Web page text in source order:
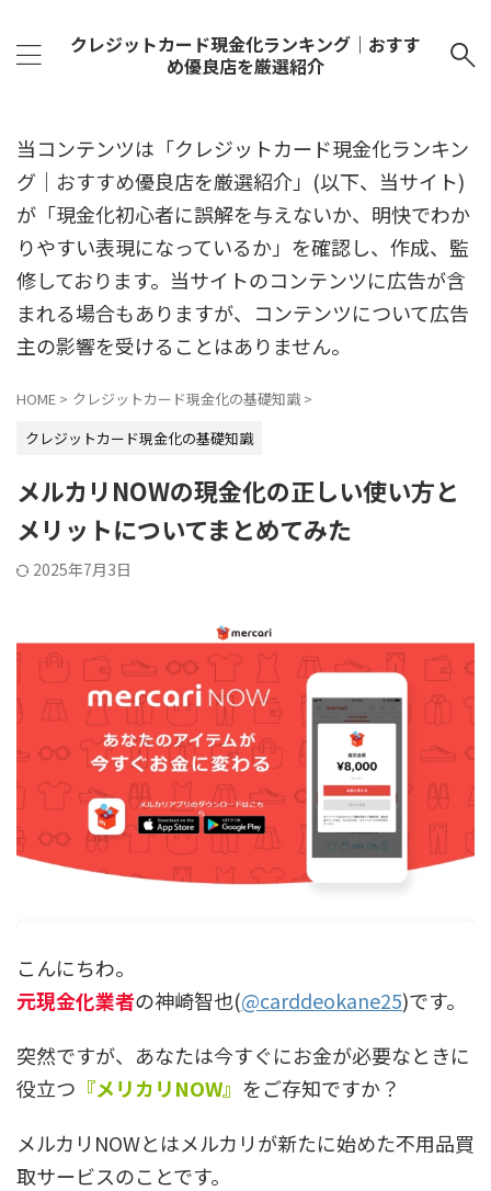
クレジットカード現金化ランキング｜おすす
め優良店を厳選紹介
当コンテンツは「クレジットカード現金化ランキン
グ｜おすすめ優良店を厳選紹介」(以下、当サイト)
が「現金化初心者に誤解を与えないか、明快でわか
りやすい表現になっているか」を確認し、作成、監
修しております。当サイトのコンテンツに広告が含
まれる場合もありますが、コンテンツについて広告
主の影響を受けることはありません。
HOME > クレジットカード現金化の基礎知識 >
クレジットカード現金化の基礎知識
メルカリNOWの現金化の正しい使い方と
メリットについてまとめてみた
2025年7月3日
こんにちわ。
元現金化業者の神崎智也(@carddeokane25)です。
突然ですが、あなたは今すぐにお金が必要なときに
役立つ 『メリカリNOW』 をご存知ですか？
メルカリNOWとはメルカリが新たに始めた不用品買
取サービスのことです。